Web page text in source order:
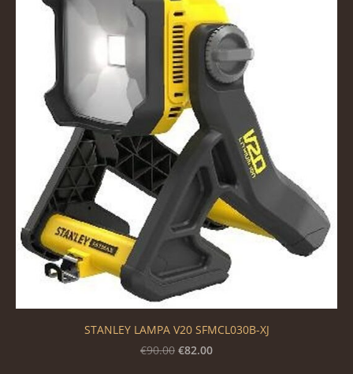
STANLEY LAMPA V20 SFMCL030B-XJ
€90.00 €82.00